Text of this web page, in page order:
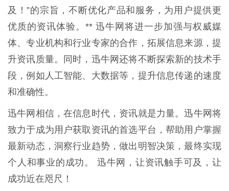
及！”的宗旨，不断优化产品和服务，为用户提供更
优质的资讯体验。** 迅牛网将进一步加强与权威媒
体、专业机构和行业专家的合作，拓展信息来源，提
升资讯质量。同时，迅牛网还将不断探索新的技术手
段，例如人工智能、大数据等，提升信息传递的速度
和准确性。
迅牛网相信，在信息时代，资讯就是力量。迅牛网将
致力于成为用户获取资讯的首选平台，帮助用户掌握
最新动态，洞察行业趋势，做出明智决策，最终实现
个人和事业的成功。 迅牛网，让资讯触手可及，让
成功近在咫尺！